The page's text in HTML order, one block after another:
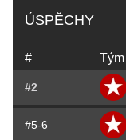
ÚSPĚCHY
# Tým
#2
#5-6